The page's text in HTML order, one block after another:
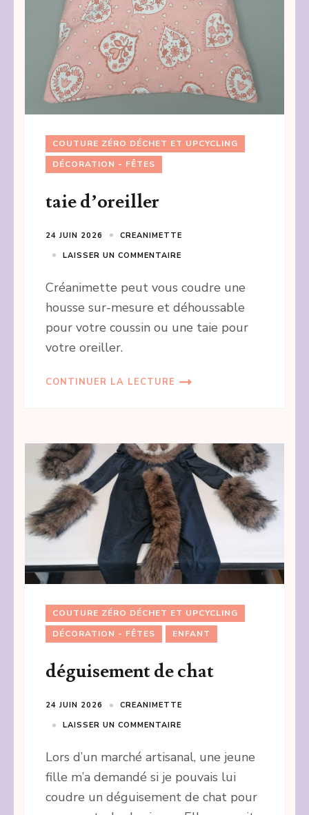
COUTURE ZÉRO DÉCHET ET UPCYCLING
DÉCORATION - FÊTES
taie d’oreiller
24 JUIN 2026
CREANIMETTE
LAISSER UN COMMENTAIRE
Créanimette peut vous coudre une
housse sur-mesure et déhoussable
pour votre coussin ou une taie pour
votre oreiller.
CONTINUER LA LECTURE
COUTURE ZÉRO DÉCHET ET UPCYCLING
DÉCORATION - FÊTES
ENFANT
déguisement de chat
24 JUIN 2026
CREANIMETTE
LAISSER UN COMMENTAIRE
Lors d’un marché artisanal, une jeune
fille m’a demandé si je pouvais lui
coudre un déguisement de chat pour